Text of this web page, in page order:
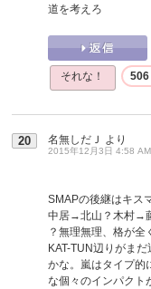
道を考えろ
それな！ 506
20 名無しだＪ より
2015年12月3日 4:58 AM
SMAPの後継はキス
中居→北山？木村→
？無理無理、格が全
KAT-TUN辺りがま
かな。嵐はタイプ的
な個々のインパクト